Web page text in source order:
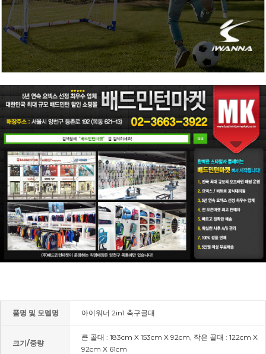
품명 및 모델명 아이워너 2in1 축구골대
크기/중량
큰 골대 : 183cm X 153cm X 92cm, 작은 골대 : 122cm X
92cm X 61cm